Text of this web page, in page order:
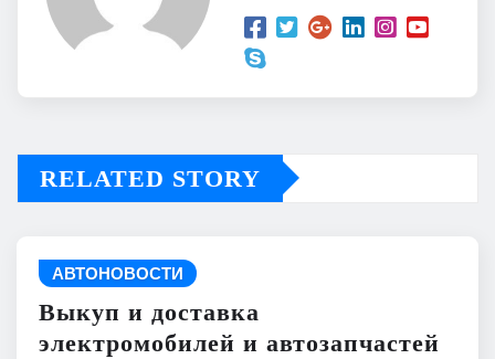
RELATED STORY
АВТОНОВОСТИ
Выкуп и доставка
электромобилей и автозапчастей